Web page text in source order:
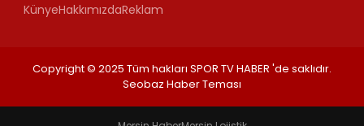
KünyeHakkımızdaReklam
Copyright © 2025 Tüm hakları SPOR TV HABER 'de saklıdır.
Seobaz Haber Teması